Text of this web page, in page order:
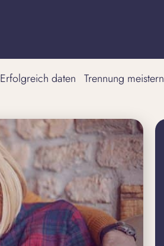
Erfolgreich daten Trennung meistern